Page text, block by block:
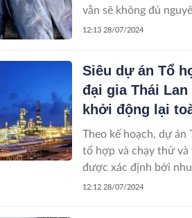
vằn sẽ không đủ
12:13 28/07/2024
Siêu dự án Tổ
đại gia Thái
khởi động lại
Theo kế hoạch, dự án
tổ hợp và chạy thử và
được xác định bởi
12:12 28/07/2024